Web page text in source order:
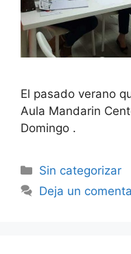
El pasado verano
Aula Mandarin
Domingo .
Sin categorizar
Deja un